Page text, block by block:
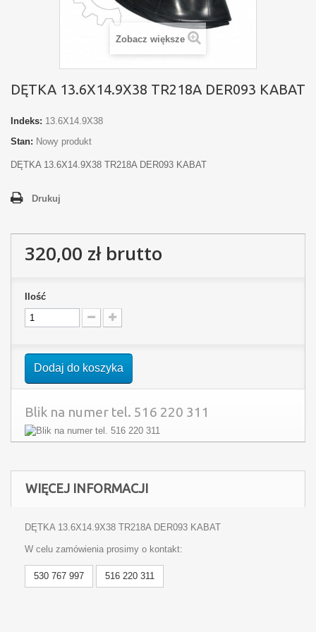
Zobacz większe
DĘTKA 13.6X14.9X38 TR218A DER093 KABAT
Indeks: 13.6X14.9X38
Stan: Nowy produkt
DĘTKA 13.6X14.9X38 TR218A DER093 KABAT
Drukuj
320,00 złbrutto
Ilość
Dodaj do koszyka
Blik na numer tel. 516 220 311
WIĘCEJ INFORMACJI
DĘTKA 13.6X14.9X38 TR218A DER093 KABAT
W celu zamówienia prosimy o kontakt:
530 767 997 516 220 311